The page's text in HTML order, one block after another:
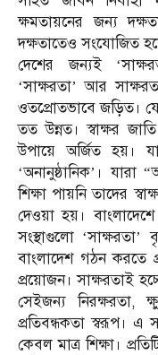
ক্ষমতায়নের জন্য
দক্ষতাতেও সংযোজিত
দেশের জন্যই
‘সাক্ষরতা’ আর
ওতপ্রোতভাবে জড়িত।
তত উন্নত। স্বাক্ষর
উপায়ে অর্জিত হয়।
‘অনানুষ্ঠানিক’। যারা
শিক্ষা পায়নি তাদের
দেওয়া হয়। বাংলাদেশে
সংস্থাগুলো
বাংলাদেশ গঠন করতে
প্রয়োজন। সাক্ষরতাই
সেইজন্য নিরক্ষরতা,
প্রতিবন্ধকতা স্বরূপ।
কেবল মাত্র শিক্ষা।